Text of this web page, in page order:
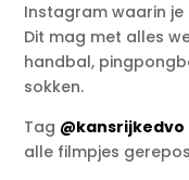
Instagram waarin
Dit mag met alles
handbal,
sokken.
Tag @kansrijkedvo
alle filmpjes